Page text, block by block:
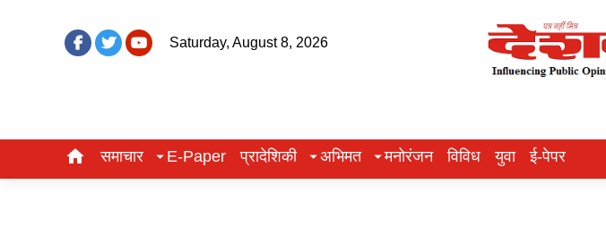
Saturday, August 8, 2026
समाचार E-Paper प्रादेशिकी अभिमत मनोरंजन विविध युवा ई-पेपर